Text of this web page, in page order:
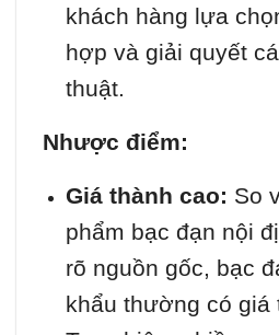
khách hàng lựa
hợp và giải quyết
thuật.
Nhược điểm:
Giá thành cao: So
phẩm bạc đạn nội
rõ nguồn gốc, bạc
khẩu thường có giá